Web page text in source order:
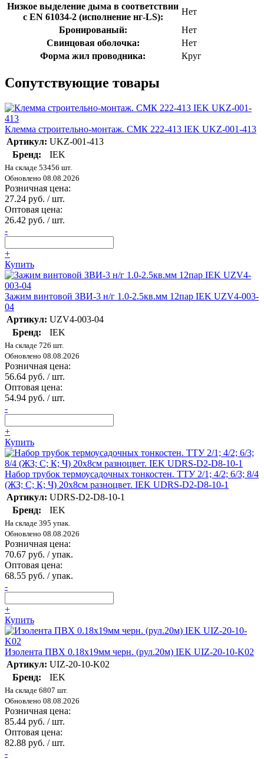
Низкое выделение дыма в соответствии
с EN 61034-2 (исполнение нг-LS):
Нет
Бронированый:
Нет
Свинцовая оболочка:
Нет
Форма жил проводника:
Круг
Сопутствующие товары
Клемма строительно-монтаж. СМК 222-413 IEK UKZ-001-413
Артикул: UKZ-001-413
Бренд:
IEK
На складе 53456 шт.
Обновлено 08.08.2026
Розничная цена:
27.24 руб. / шт.
Оптовая цена:
26.42 руб. / шт.
-
+
Купить
Зажим винтовой ЗВИ-3 н/г 1.0-2.5кв.мм 12пар IEK UZV4-003-
04
Артикул: UZV4-003-04
Бренд:
IEK
На складе 726 шт.
Обновлено 08.08.2026
Розничная цена:
56.64 руб. / шт.
Оптовая цена:
54.94 руб. / шт.
-
+
Купить
Набор трубок термоусадочных тонкостен. ТТУ 2/1; 4/2; 6/3; 8/4
(ЖЗ; С; К; Ч) 20х8см разноцвет. IEK UDRS-D2-D8-10-1
Артикул: UDRS-D2-D8-10-1
Бренд:
IEK
На складе 395 упак.
Обновлено 08.08.2026
Розничная цена:
70.67 руб. / упак.
Оптовая цена:
68.55 руб. / упак.
-
+
Купить
Изолента ПВХ 0.18х19мм черн. (рул.20м) IEK UIZ-20-10-K02
Артикул: UIZ-20-10-K02
Бренд:
IEK
На складе 6807 шт.
Обновлено 08.08.2026
Розничная цена:
85.44 руб. / шт.
Оптовая цена:
82.88 руб. / шт.
-